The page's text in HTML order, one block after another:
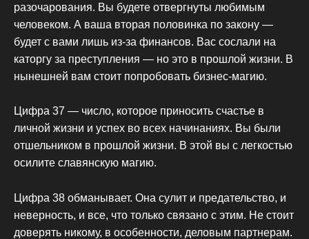
разочарования. Вы будете отвергнуты любимым
человеком. А ваша вторая половинка по закону —
будет с вами лишь из-за финансов. Вас сослали на
каторгу за преступления — но это в прошлой жизни. В
нынешней вам стоит попробовать бизнес-магию.
Цифра 37 — число, которое приносить счастье в
личной жизни и успех во всех начинаниях. Вы были
отшельником в прошлой жизни. В этой вы с легкостью
осилите славянскую магию.
Цифра 38 обманывает. Она сулит и предательство, и
неверность, и все, что только связано с этим. Не стоит
доверять никому, в особенности, деловым партнерам.